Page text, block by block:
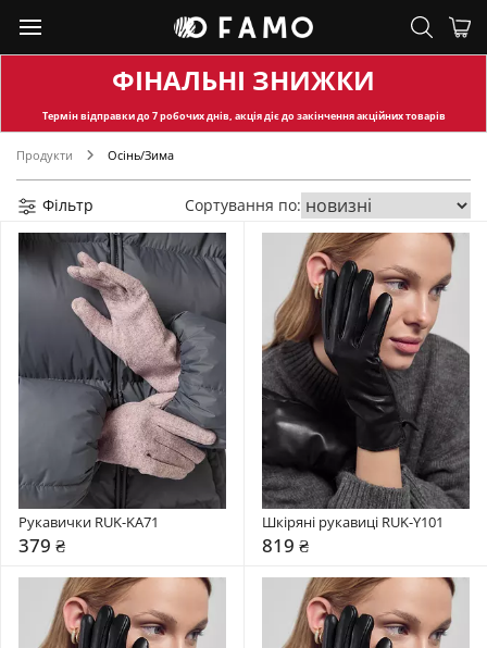
ФІНАЛЬНІ ЗНИЖКИ
Термін відправкидо 7 робочих днів, акція діє до закінчення акційних товарів
Продукти Осінь/Зима
Фільтр Сортування по:
Рукавички RUK-KA71
379 ₴
Шкіряні рукавиці RUK-Y101
819 ₴